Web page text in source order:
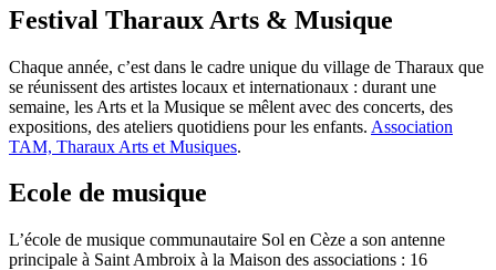
Festival Tharaux Arts & Musique
Chaque année, c’est dans le cadre unique du village de Tharaux que
se réunissent des artistes locaux et internationaux : durant une
semaine, les Arts et la Musique se mêlent avec des concerts, des
expositions, des ateliers quotidiens pour les enfants. Association
TAM, Tharaux Arts et Musiques.
Ecole de musique
L’école de musique communautaire Sol en Cèze a son antenne
principale à Saint Ambroix à la Maison des associations : 16